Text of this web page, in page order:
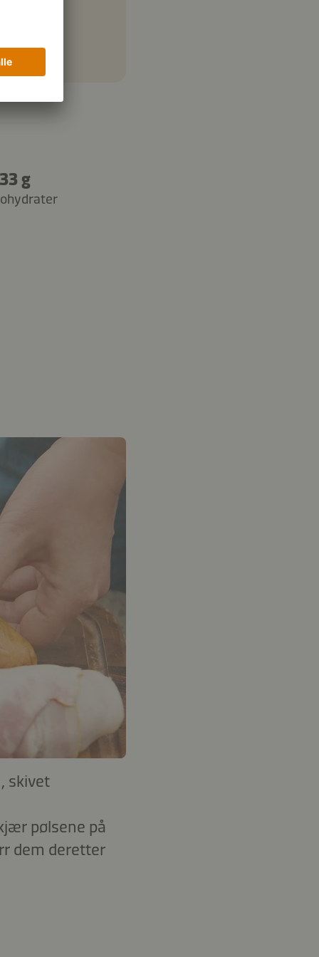
33 g
skivet
pølsene på
dem deretter